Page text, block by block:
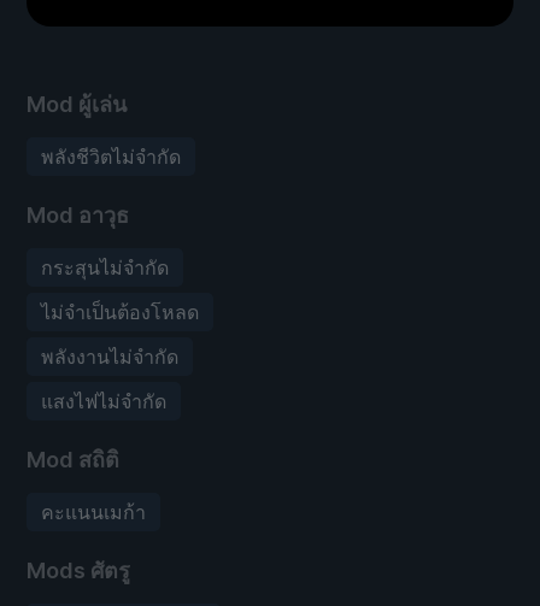
Mod ผู้เล่น
พลังชีวิตไม่จำกัด
Mod อาวุธ
กระสุนไม่จำกัด
ไม่จำเป็นต้องโหลด
พลังงานไม่จำกัด
แสงไฟไม่จำกัด
Mod สถิติ
คะแนนเมก้า
Mods ศัตรู